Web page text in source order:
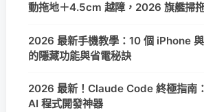
動拖地＋4.5cm 越障，2026 旗艦掃
2026 最新手機教學：10 個 iPhone
的隱藏功能與省電秘訣
2026 最新！Claude Code 終極指南
AI 程式開發神器